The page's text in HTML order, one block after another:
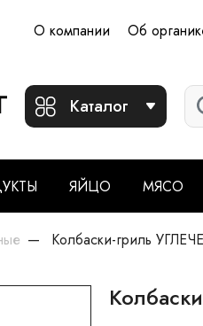
О компании Об
Каталог
ЯЙЦО МЯСО
Колбаски-гриль